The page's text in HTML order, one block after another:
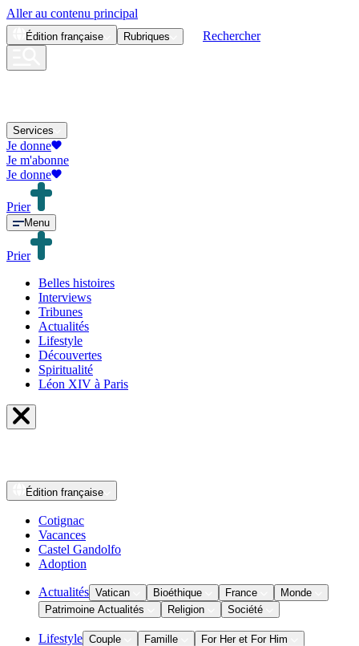
Aller au contenu principal
Édition française Rubriques Rechercher
Services
Je donne
Je m'abonne
Je donne
Prier
Menu
Prier
Belles histoires
Interviews
Tribunes
Actualités
Lifestyle
Découvertes
Spiritualité
Léon XIV à Paris
Édition française
Cotignac
Vacances
Castel Gandolfo
Adoption
Actualités Vatican Bioéthique France
Monde
Patrimoine Actualités
Religion Société
Lifestyle Couple Famille
For Her et For Him